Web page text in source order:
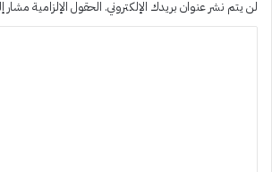
لن يتم نشر عنوان بريدك الإلكتروني. الحقول الإلزامية مشار